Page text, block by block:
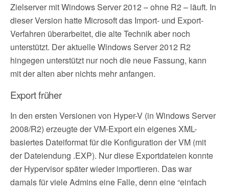
Zielserver mit Windows Server 2012 – ohne R2 – läuft. In
dieser Version hatte Microsoft das Import- und Export-
Verfahren überarbeitet, die alte Technik aber noch
unterstützt. Der aktuelle Windows Server 2012 R2
hingegen unterstützt nur noch die neue Fassung, kann
mit der alten aber nichts mehr anfangen.
Export früher
In den ersten Versionen von Hyper-V (in Windows Server
2008/R2) erzeugte der VM-Export ein eigenes XML-
basiertes Dateiformat für die Konfiguration der VM (mit
der Dateiendung .EXP). Nur diese Exportdateien konnte
der Hypervisor später wieder importieren. Das war
damals für viele Admins eine Falle, denn eine “einfach